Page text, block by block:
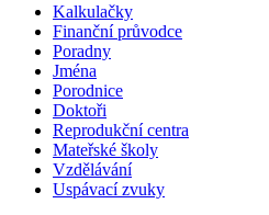
Kalkulačky
Finanční průvodce
Poradny
Jména
Porodnice
Doktoři
Reprodukční centra
Mateřské školy
Vzdělávání
Uspávací zvuky